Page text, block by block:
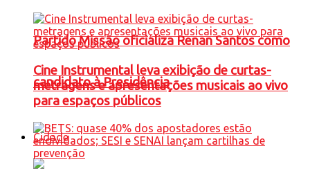
Partido Missão oficializa Renan Santos como
candidato à Presidência
Cidade
Cine Instrumental leva exibição de curtas-
metragens e apresentações musicais ao vivo
para espaços públicos